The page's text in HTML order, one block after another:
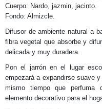
Cuerpo: Nardo, jazmin, jacinto.
Fondo: Almizcle.
Difusor de ambiente natural a
fibra vegetal que absorbe y
delicada y muy duradera.
Pon el jarrón en el lugar
empezará a expandirse suave
mismo tiempo que perfuma
elemento decorativo para el